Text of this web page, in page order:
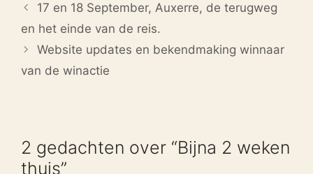
17 en 18 September, Auxerre, de terugweg
en het einde van de reis.
Website updates en bekendmaking winnaar
van de winactie
2 gedachten over “Bijna 2 weken
thuis”